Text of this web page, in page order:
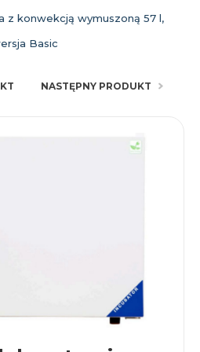
z konwekcją wymuszoną 57 l,
Basic
NASTĘPNY PRODUKT